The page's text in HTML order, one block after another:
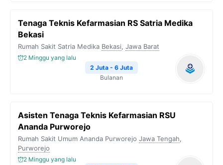
Tenaga Teknis Kefarmasian RS Satria Medika
Bekasi
Rumah Sakit Satria Medika Bekasi, Jawa Barat
2 Minggu yang lalu
2 Juta - 6 Juta
Bulanan
Asisten Tenaga Teknis Kefarmasian RSU
Ananda Purworejo
Rumah Sakit Umum Ananda Purworejo Jawa Tengah,
Purworejo
2 Minggu yang lalu